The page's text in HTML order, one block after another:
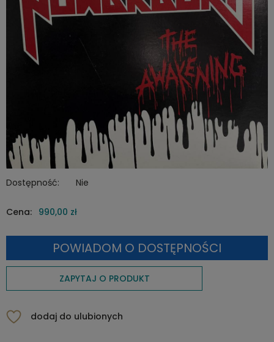
Dostępność: Nie
Cena: 990,00 zł
POWIADOM O DOSTĘPNOŚCI
ZAPYTAJ O PRODUKT
dodaj do ulubionych